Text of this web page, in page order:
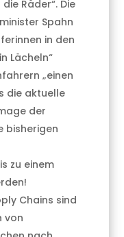
Räder“. Die
Spahn
in den
Lächeln“
„einen
die aktuelle
der
bisherigen
zu einem
Chains sind
von